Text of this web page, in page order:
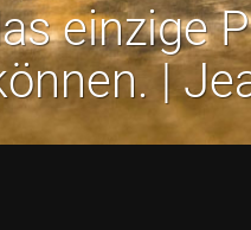
einzige
|